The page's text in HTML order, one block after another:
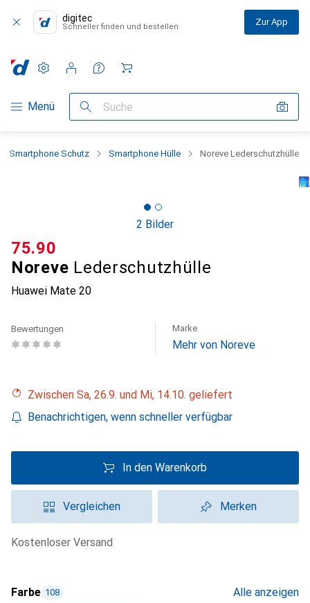
digitec
Schneller finden und bestellen Zur App
Navigation nach Kategorien
Menü Suche
Einstellungen
Kundenkonto
Vergleichslisten
Merklisten
Warenkorb
Smartphone Schutz Smartphone Hülle Noreve Lederschutzhülle
2 Bilder
Noreve Lederschutzhülle
Huawei Mate 20
CHF
75.90
Bewertungen Marke
Mehr von Noreve
Zwischen Sa, 26.9. und Mi, 14.10. geliefert
Benachrichtigen, wenn schneller verfügbar
In den Warenkorb
Vergleichen Merken
kostenloser Versand
Farbe 108 Alle anzeigen